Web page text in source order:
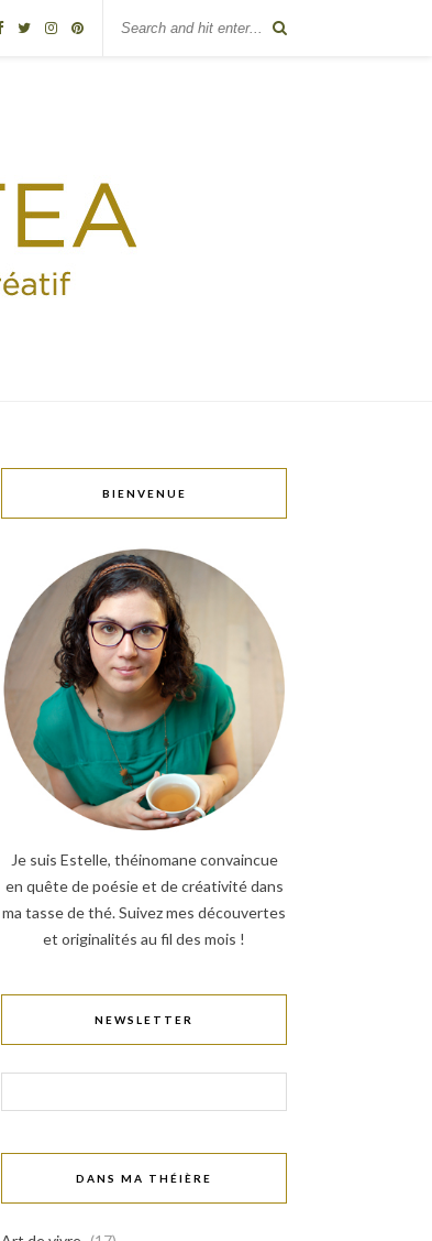
BIENVENUE
Je suis Estelle, théinomane convaincue
en quête de poésie et de créativité dans
ma tasse de thé. Suivez mes découvertes
et originalités au fil des mois !
NEWSLETTER
DANS MA THÉIÈRE